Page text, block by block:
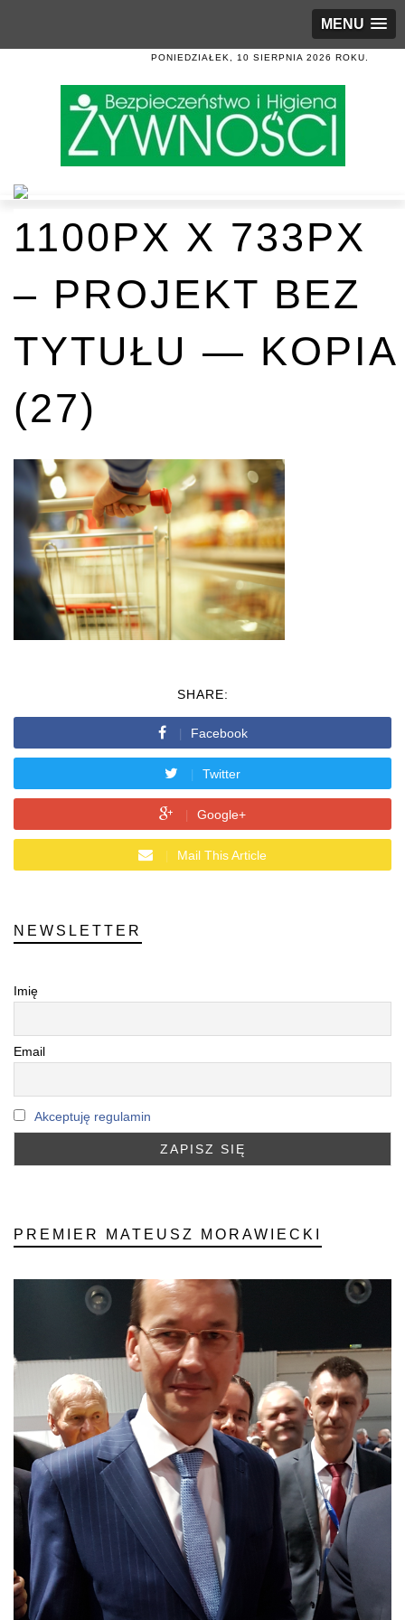
MENU
PONIEDZIAŁEK, 10 SIERPNIA 2026 ROKU.
1100PX X 733PX
– PROJEKT BEZ
TYTUŁU — KOPIA
(27)
SHARE:
Facebook
Twitter
Google+
Mail This Article
NEWSLETTER
Imię
Email
Akceptuję regulamin
PREMIER MATEUSZ MORAWIECKI